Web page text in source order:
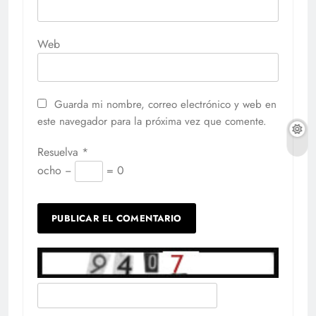
Web
Guarda mi nombre, correo electrónico y web en
este navegador para la próxima vez que comente.
Resuelva *
ocho −
= 0